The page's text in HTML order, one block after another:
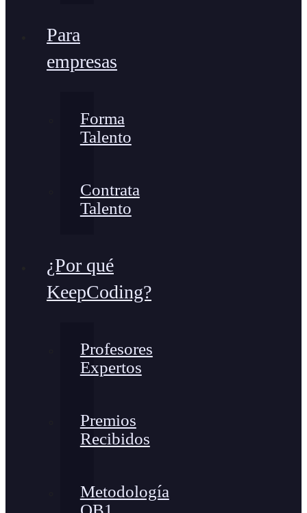
Para
empresas
Forma
Talento
Contrata
Talento
¿Por qué
KeepCoding?
Profesores
Expertos
Premios
Recibidos
Metodología